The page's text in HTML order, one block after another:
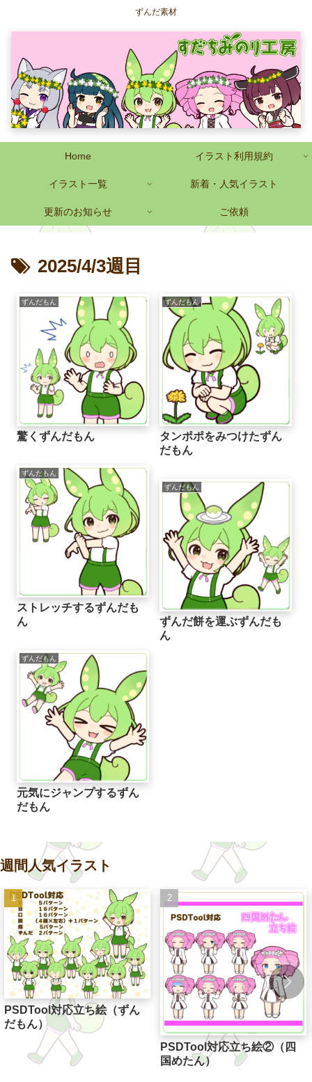
ずんだ素材
Home イラスト利用規約
イラスト一覧 新着・人気イラスト
更新のお知らせ ご依頼
2025/4/3週目
ずんだもん
驚くずんだもん
ずんだもん
タンポポをみつけたずん
だもん
ずんだもん
ストレッチするずんだも
ん
ずんだもん
ずんだ餅を運ぶずんだも
ん
ずんだもん
元気にジャンプするずん
だもん
週間人気イラスト
PSDTool対応立ち絵（ずん
だもん）
PSDTool対応立ち絵②（四
国めたん）